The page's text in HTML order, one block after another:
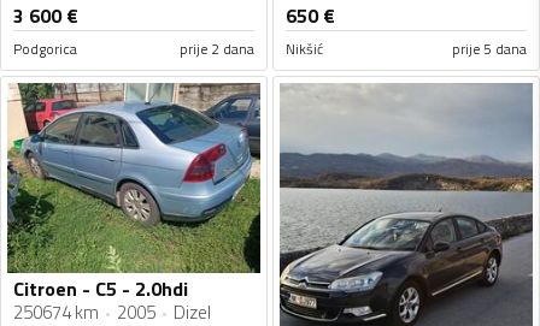
3 600€
Podgorica prije 2 dana
650€
Nikšić prije 5 dana
Citroen - C5 - 2.0hdi
250674 km 2005 Dizel